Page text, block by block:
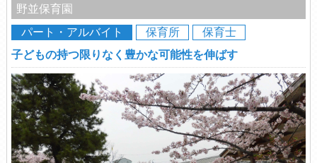
野並保育園
パート・アルバイト
保育所
保育士
子どもの持つ限りなく豊かな可能性を伸ばす